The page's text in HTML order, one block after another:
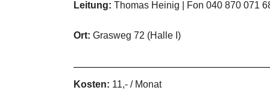
Leitung: Thomas Heinig | Fon 040 870 071
Ort: Grasweg 72 (Halle I)
Kosten: 11,- / Monat